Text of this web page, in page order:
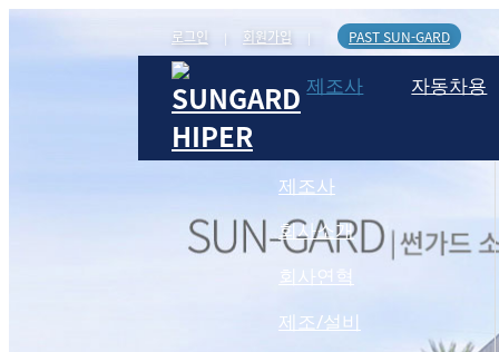
로그인 회원가입 PAST SUN-GARD
제조사 자동차용
제조사
회사소개
회사연혁
제조/설비